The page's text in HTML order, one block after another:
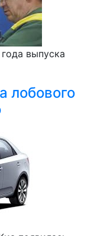
выпуска
лобового